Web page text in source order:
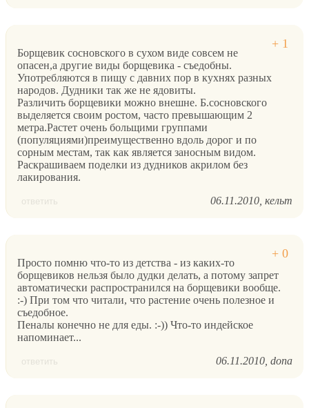
Борщевик сосновского в сухом виде совсем не
опасен,а другие виды борщевика - съедобны.
Употребляются в пищу с давних пор в кухнях разных
народов. Дудники так же не ядовиты.
Различить борщевики можно внешне. Б.сосновского
выделяется своим ростом, часто превышающим 2
метра.Растет очень больщими группами
(популяциями)преимущественно вдоль дорог и по
сорным местам, так как является заносным видом.
Раскрашиваем поделки из дудников акрилом без
лакирования.
ответить 06.11.2010 кельт
Просто помню что-то из детства - из каких-то
борщевиков нельзя было дудки делать, а потому запрет
автоматически распространился на борщевики вообще.
:-) При том что читали, что растение очень полезное и
съедобное.
Пеналы конечно не для еды. :-)) Что-то индейское
напоминает...
ответить 06.11.2010 dona